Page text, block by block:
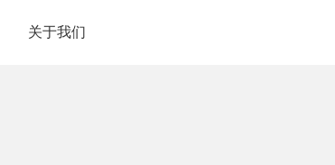
关于我们